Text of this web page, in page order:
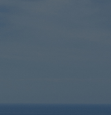
お茶のギフト